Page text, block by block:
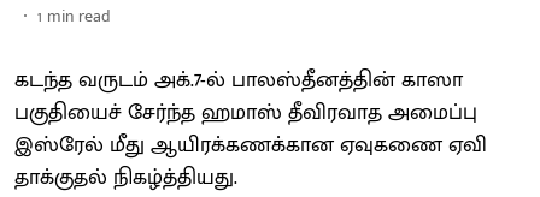
1 min read
கடந்த வருடம் அக்.7-ல் பாலஸ்தீனத்தின் காஸா
பகுதியைச் சேர்ந்த ஹமாஸ் தீவிரவாத அமைப்பு
இஸ்ரேல் மீது ஆயிரக்கணக்கான ஏவுகணை ஏவி
தாக்குதல் நிகழ்த்தியது.